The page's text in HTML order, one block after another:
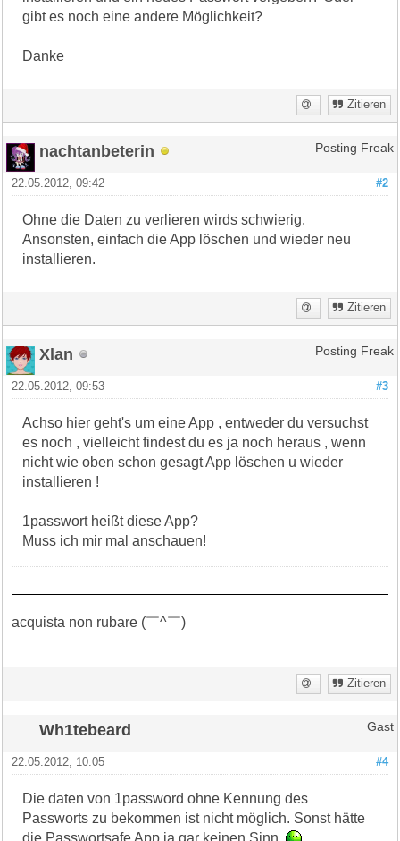
gibt es noch eine andere Möglichkeit?
Danke
Zitieren
nachtanbeterin Posting Freak
#2
22.05.2012, 09:42
Ohne die Daten zu verlieren wirds schwierig.
Ansonsten, einfach die App löschen und wieder neu
installieren.
Zitieren
Xlan Posting Freak
#3
22.05.2012, 09:53
Achso hier geht's um eine App , entweder du versuchst
es noch , vielleicht findest du es ja noch heraus , wenn
nicht wie oben schon gesagt App löschen u wieder
installieren !
1passwort heißt diese App?
Muss ich mir mal anschauen!
acquista non rubare (￣^￣)ゞ
Zitieren
Wh1tebeard Gast
#4
22.05.2012, 10:05
Die daten von 1password ohne Kennung des
Passworts zu bekommen ist nicht möglich. Sonst hätte
die Passwortsafe App ja gar keinen Sinn.